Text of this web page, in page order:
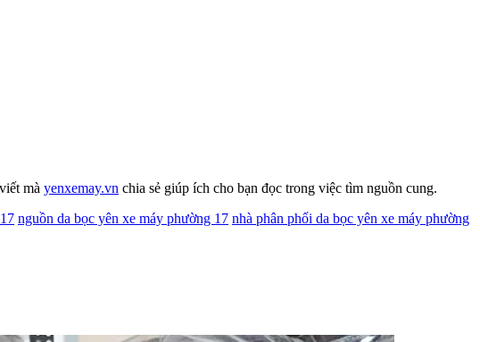
mà yenxemay.vn chia sẻ giúp ích cho bạn đọc trong việc tìm nguồn cung.
nguồn da bọc yên xe máy phường 17 nhà phân phối da bọc yên xe máy phường